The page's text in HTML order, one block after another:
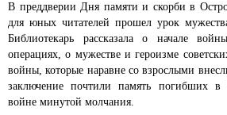
В преддверии Дня памяти и скорби в
для юных читателей прошел урок
Библиотекарь рассказала о начале
операциях, о мужестве и героизме
войны, которые наравне со взрослыми
заключение почтили память погибших в
войне минутой молчания.